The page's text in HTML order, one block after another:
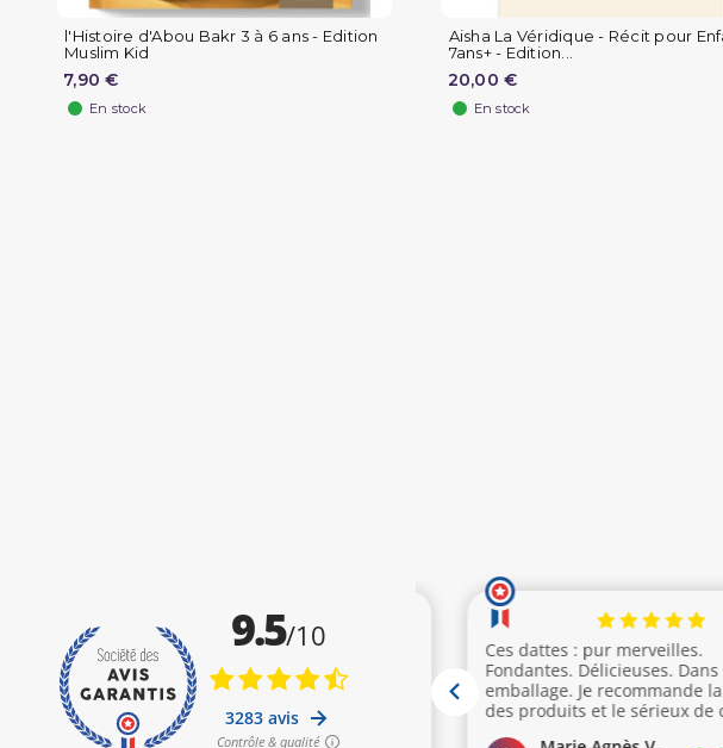
l'Histoire d'Abou Bakr 3 à 6 ans - Edition
Muslim Kid
7,90 €
En stock
Aisha La Véridique - Récit pour
7ans+ - Edition...
20,00 €
En stock